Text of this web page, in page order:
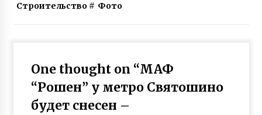
Строительство# Фото
One thought on “МАФ
“Рошен” у метро Святошино
будет снесен –